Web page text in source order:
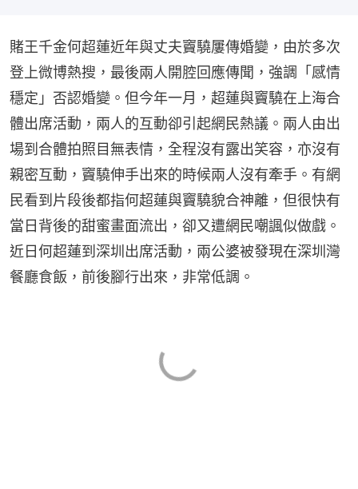
賭王千金何超蓮近年與丈夫竇驍屢傳婚變，由於多次
登上微博熱搜，最後兩人開腔回應傳聞，強調「感情
穩定」否認婚變。但今年一月，超蓮與竇驍在上海合
體出席活動，兩人的互動卻引起網民熱議。兩人由出
場到合體拍照目無表情，全程沒有露出笑容，亦沒有
親密互動，竇驍伸手出來的時候兩人沒有牽手。有網
民看到片段後都指何超蓮與竇驍貌合神離，但很快有
當日背後的甜蜜畫面流出，卻又遭網民嘲諷似做戲。
近日何超蓮到深圳出席活動，兩公婆被發現在深圳灣
餐廳食飯，前後腳行出來，非常低調。